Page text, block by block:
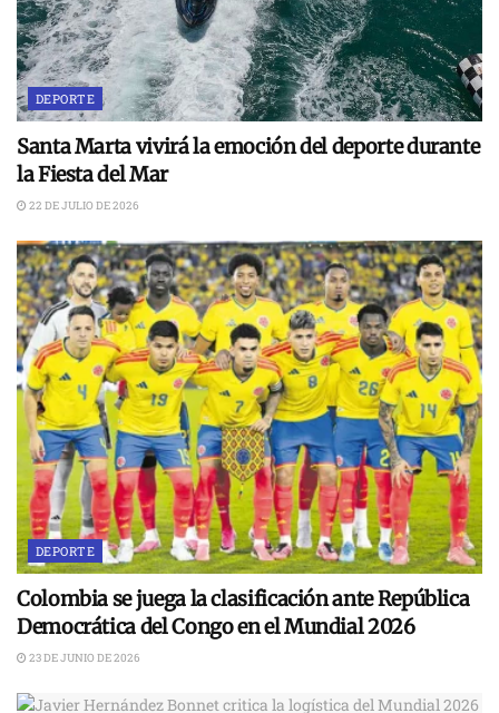
DEPORTE
Santa Marta vivirá la emoción del deporte durante
la Fiesta del Mar
22 DE JULIO DE 2026
DEPORTE
Colombia se juega la clasificación ante República
Democrática del Congo en el Mundial 2026
23 DE JUNIO DE 2026